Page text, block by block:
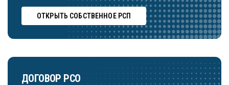
ОТКРЫТЬ СОБСТВЕННОЕ РСП
ДОГОВОР РСО